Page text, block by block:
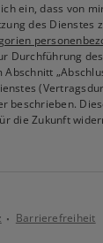
ein, dass von
des Dienstes
Durchführung
beschrieben.
die Zukunft
Barrierefreiheit